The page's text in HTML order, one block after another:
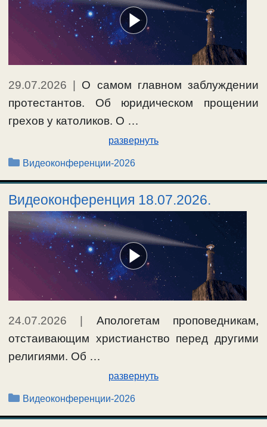
29.07.2026 | О самом главном заблуждении
протестантов. Об юридическом прощении
грехов у католиков. О …
развернуть
Рубрики
Видеоконференции-2026
Видеоконференция 18.07.2026.
24.07.2026
Апологетам проповедникам,
отстаивающим христианство перед другими
религиями. Об …
развернуть
Рубрики
Видеоконференции-2026